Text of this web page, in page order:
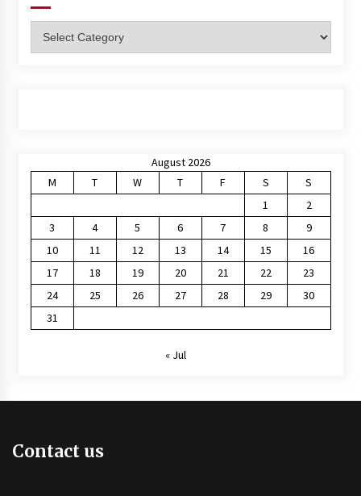
August 2026
M
T W T F S
S
1
2
3
4 5 6 7 8
9
10
11 12 13 14 15
16
17
18 19 20 21 22
23
24
25 26 27 28 29
30
31
« Jul
Contact us